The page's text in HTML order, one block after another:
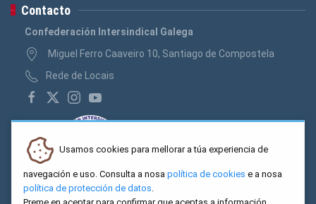
Contacto
Confederación Intersindical Galega
Miguel Ferro Caaveiro 10, Santiago de Compostela
Rede de Locais
Usamos cookies para mellorar a túa experiencia de
navegación e uso. Consulta a nosa política de cookies e a nosa
política de protección de datos.